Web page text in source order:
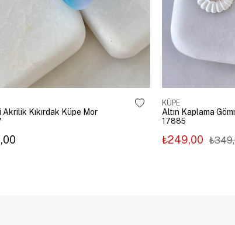
Akrilik Kıkırdak Küpe Mor
KÜPE
17885
₺249,00